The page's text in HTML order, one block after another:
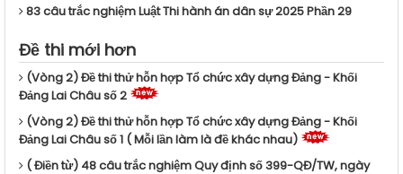
83 câu trắc nghiệm Luật Thi hành án dân sự 2025 Phần 29
Đề thi mới hơn
(Vòng 2) Đề thi thử hỗn hợp Tổ chức xây dựng Đảng - Khối
Đảng Lai Châu số 2
(Vòng 2) Đề thi thử hỗn hợp Tổ chức xây dựng Đảng - Khối
Đảng Lai Châu số 1 ( Mỗi lần làm là đề khác nhau)
( Điền từ) 48 câu trắc nghiệm Quy định số 399-QĐ/TW, ngày